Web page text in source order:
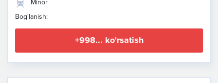
Minor
Bog'lanish:
+998... ko'rsatish